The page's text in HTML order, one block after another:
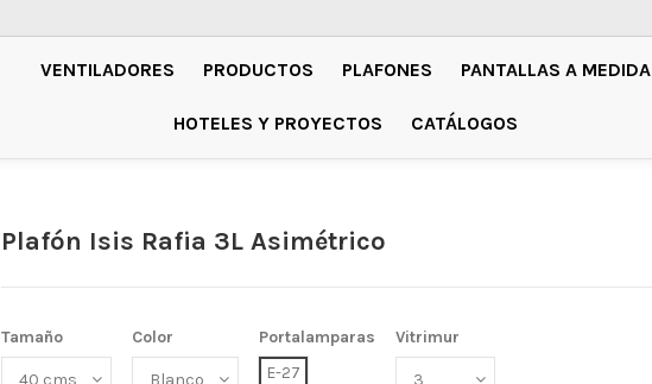
VENTILADORES PRODUCTOS PLAFONES PANTALLAS A MEDIDA
HOTELES Y PROYECTOS CATÁLOGOS
Plafón Isis Rafia 3L Asimétrico
Tamaño Color
Portalamparas
E-27
Vitrimur